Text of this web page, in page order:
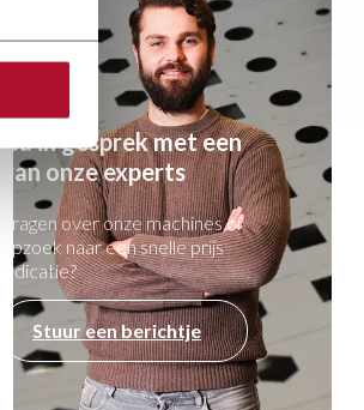
Ga in gesprek met een
van onze experts
Vragen over onze machines of
opzoek naar een snelle prijs
indicatie?
Stuur een berichtje